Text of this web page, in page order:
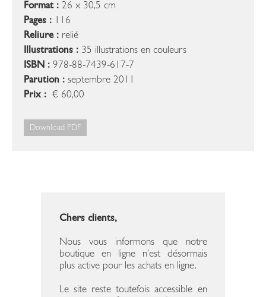
Format : 26 x 30,5 cm
Pages : 116
Reliure : relié
Illustrations : 35 illustrations en couleurs
ISBN : 978-88-7439-617-7
Parution : septembre 2011
Prix : € 60,00
Download PDF
Chers clients,
Nous vous informons que notre
boutique en ligne n’est désormais
plus active pour les achats en ligne.
Le site reste toutefois accessible en